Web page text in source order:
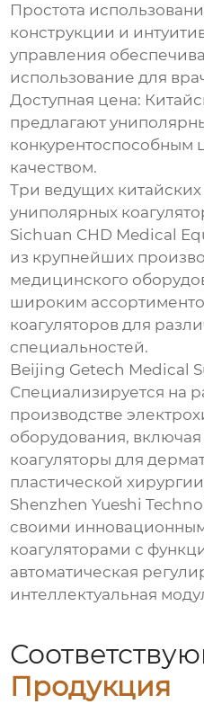
Простота
конструкции и
управления
использование для
Доступная цена:
предлагают
конкурентоспособным
качеством.
Три ведущих
униполярных
Sichuan CHD Medical
из крупнейших
медицинского
широким
коагуляторов для
специальностей.
Beijing Getech Medical
Специализируется на
производстве
оборудования,
коагуляторы для
пластической
Shenzhen Yueshi
своими
коагуляторами с
автоматическая
интеллектуальная
Продукция